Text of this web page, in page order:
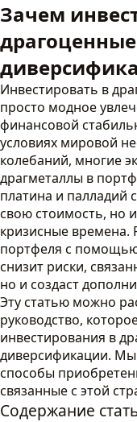
Зачем
Инвестировать в
просто модное
финансовой
условиях мировой
колебаний, многие
драгметаллы в
платина и палладий
свою стоимость, но
кризисные времена.
портфеля с
снизит риски,
но и создаст
Эту статью можно
руководство,
инвестирования в
диверсификации.
способы
связанные с этой
Содержание